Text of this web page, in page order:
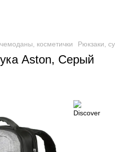
косметички Рюкзаки,
Aston, Серый